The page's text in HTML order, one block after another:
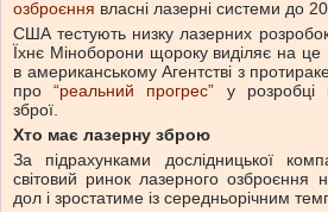
озброєння власні лазерні системи до
США тестують низку лазерних розробок
Їхнє Міноборони щороку виділяє на
в американському Агентстві з
про“реальний прогрес” у розробці
зброї.
Хто має лазерну зброю
За підрахунками дослідницької
світовий ринок лазерного озброєння
дол і зростатиме із середньорічним